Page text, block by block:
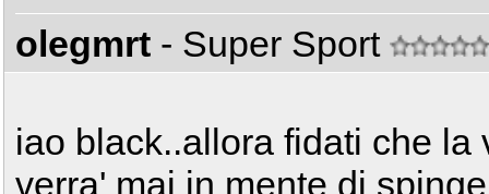
olegmrt - Super Sport
iao black..allora fidati che la
verra' mai in mente di